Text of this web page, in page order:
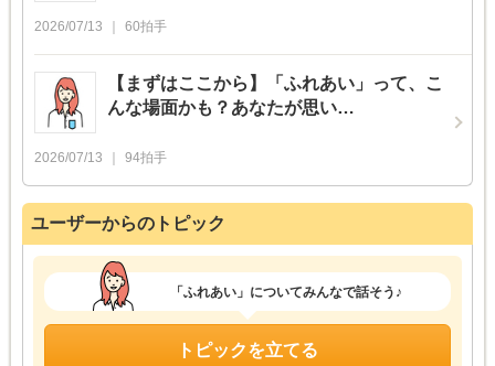
2026/07/13 60拍手
【まずはここから】「ふれあい」って、こ
んな場面かも？あなたが思い…
2026/07/13 94拍手
ユーザーからのトピック
「ふれあい」についてみんなで話そう♪
トピックを立てる